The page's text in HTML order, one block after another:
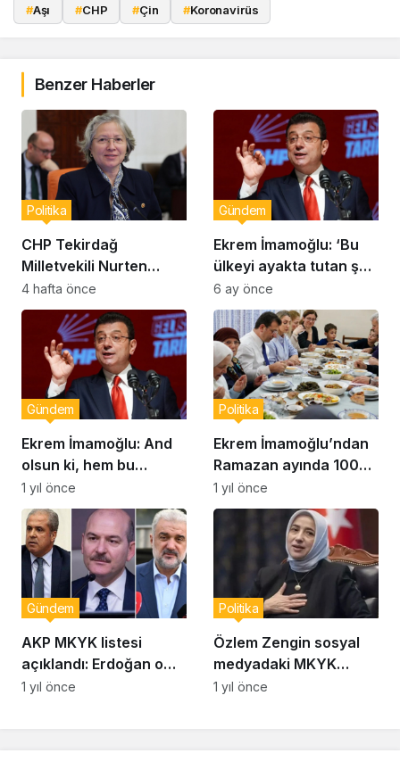
#Aşı #CHP #Çin #Koronavirüs
Benzer Haberler
CHP Tekirdağ
Milletvekili Nurten
Yontar: “Ankara’nın
Gerçekleri Perdeyle
Kapatılamaz”
Politika
4 hafta önce
Ekrem İmamoğlu: ‘Bu
ülkeyi ayakta tutan şey
korku değil; milletin
aklı, iradesi ve
inancıdır’
Gündem
6 ay önce
Ekrem İmamoğlu: And
olsun ki, hem bu
dünyada hem de
mahşerde hesap
soracağım
Gündem
1 yıl önce
Ekrem İmamoğlu’ndan
Ramazan ayında 100
bin haneye destek
açıklaması
Politika
1 yıl önce
AKP MKYK listesi
açıklandı: Erdoğan o
isimlerin üstünü çizdi!
Gündem
1 yıl önce
Özlem Zengin sosyal
medyadaki MKYK
iddialarına ateş
Politika
1 yıl önce